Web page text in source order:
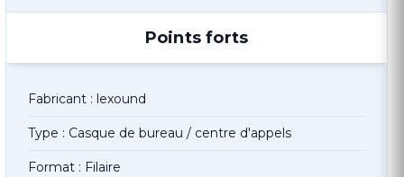
Points forts
Fabricant : lexound
Type : Casque de bureau / centre d'appels
Format : Filaire